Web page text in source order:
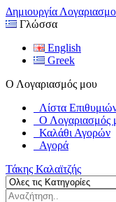
Δημιουργία
Γλώσσα
English
Greek
Ο Λογαριασμός μου
Λίστα
Ο Λογαριασμός
Καλάθι Αγορών
Αγορά
Τάκης Καλαϊτζής